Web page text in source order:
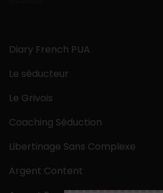
Diary French PUA
Le séducteur
Le Grivois
Coaching Séduction
Libertinage Sans Complexe
Argent Content